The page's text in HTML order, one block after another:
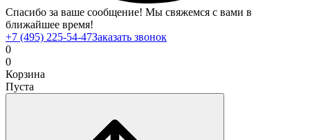
Спасибо за ваше сообщение! Мы свяжемся с вами в
ближайшее время!
+7 (495) 225-54-47Заказать звонок
0
0
Корзина
Пуста